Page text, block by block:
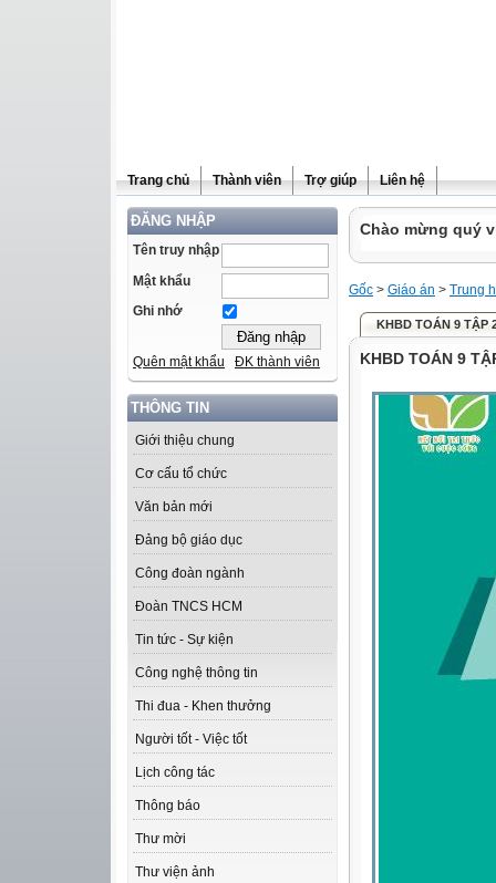
Trang chủ Thành viên Trợ giúp Liên hệ
ĐĂNG NHẬP
Tên truy nhập
Mật khẩu
Ghi nhớ
Quên mật khẩu ĐK thành viên
THÔNG TIN
Giới thiệu chung
Cơ cấu tổ chức
Văn bản mới
Đảng bộ giáo dục
Công đoàn ngành
Đoàn TNCS HCM
Tin tức - Sự kiện
Công nghệ thông tin
Thi đua - Khen thưởng
Người tốt - Việc tốt
Lịch công tác
Thông báo
Thư mời
Thư viện ảnh
Chào mừng quý
Gốc > Giáo án > Trung
KHBD TOÁN 9 TẬP
KHBD TOÁN 9